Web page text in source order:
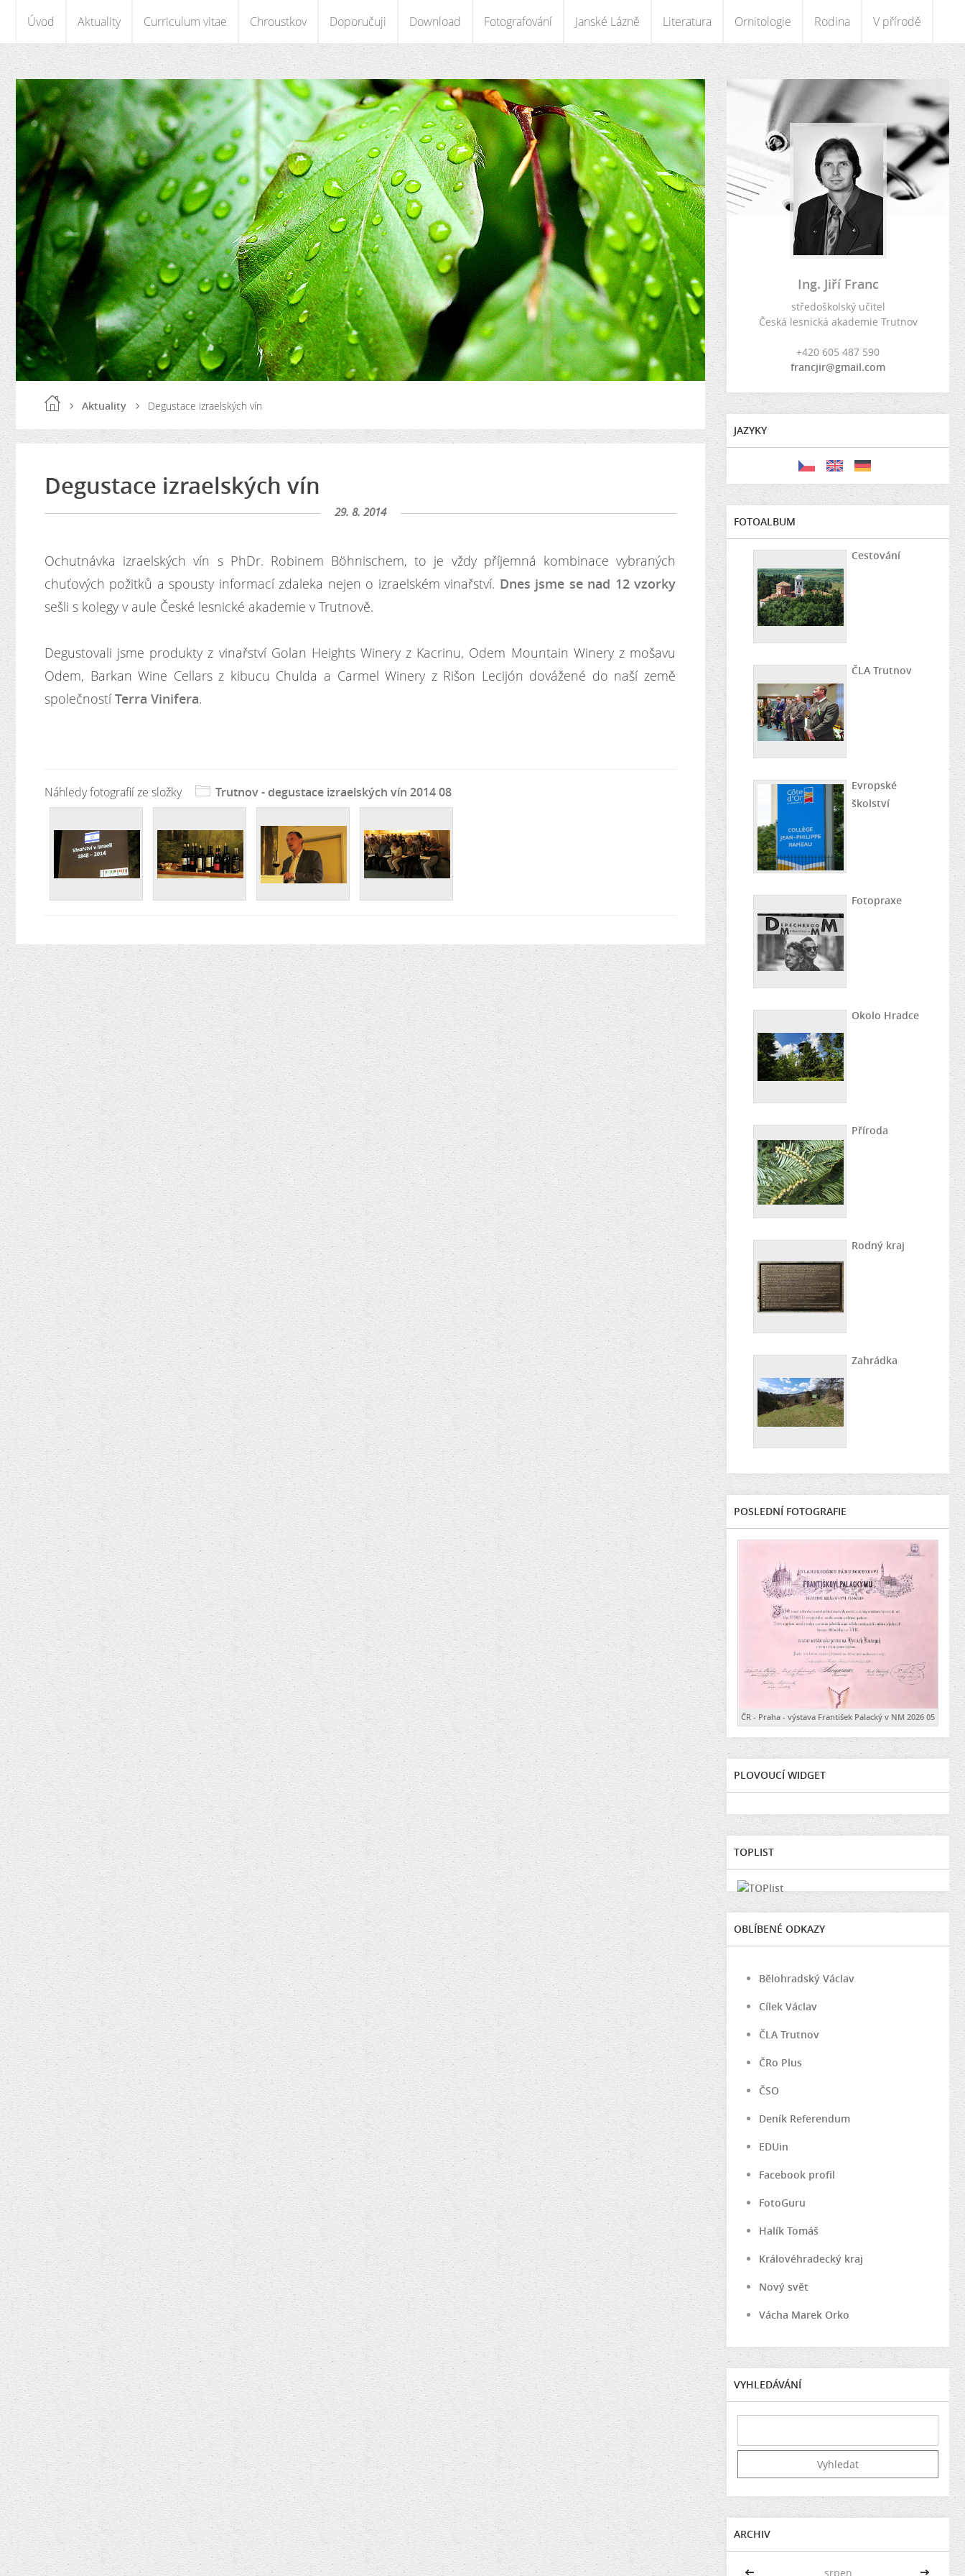
Úvod Aktuality Curriculum vitae Chroustkov Doporučuji Download Fotografování Janské Lázně Literatura Ornitologie Rodina V přírodě
Aktuality Degustace izraelských vín
Degustace izraelských vín
29. 8. 2014
Ochutnávka izraelských vín s PhDr. Robinem Böhnischem, to je vždy příjemná kombinace vybraných
chuťových požitků a spousty informací zdaleka nejen o izraelském vinařství. Dnes jsme se nad 12 vzorky
sešli s kolegy v aule České lesnické akademie v Trutnově.
Degustovali jsme produkty z vinařství Golan Heights Winery z Kacrinu, Odem Mountain Winery z mošavu
Odem, Barkan Wine Cellars z kibucu Chulda a Carmel Winery z Rišon Lecijón dovážené do naší země
společností Terra Vinifera.
Náhledy fotografií ze složky Trutnov - degustace izraelských vín 2014 08
Ing. Jiří Franc
středoškolský učitel
Česká lesnická akademie Trutnov
+420 605 487 590
francjir@gmail.com
JAZYKY
FOTOALBUM
Cestování
ČLA Trutnov
Evropské
školství
Fotopraxe
Okolo Hradce
Příroda
Rodný kraj
Zahrádka
POSLEDNÍ FOTOGRAFIE
ČR - Praha - výstava František Palacký v NM 2026 05
PLOVOUCÍ WIDGET
TOPLIST
OBLÍBENÉ ODKAZY
Bělohradský Václav
Cílek Václav
ČLA Trutnov
ČRo Plus
ČSO
Deník Referendum
EDUin
Facebook profil
FotoGuru
Halík Tomáš
Královéhradecký kraj
Nový svět
Vácha Marek Orko
VYHLEDÁVÁNÍ
ARCHIV
<< srpen >>